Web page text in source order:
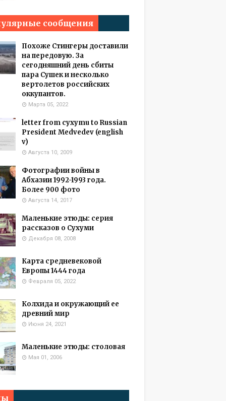
сообщения
Похоже Стингеры доставили
на передовую. За
сегодняшний день сбиты
пара Сушек и несколько
вертолетов российских
оккупантов.
Марта 05, 2022
letter from cyxymu to Russian
President Medvedev (english
v)
Августа 10, 2009
Фотографии войны в
Абхазии 1992-1993 года.
Более 900 фото
Августа 14, 2017
Маленькие этюды: серия
рассказов о Сухуми
Декабря 08, 2008
Карта средневековой
Европы 1444 года
Февраля 05, 2022
Колхида и окружающий ее
древний мир
Июня 24, 2021
Маленькие этюды: столовая
Мая 01, 2006